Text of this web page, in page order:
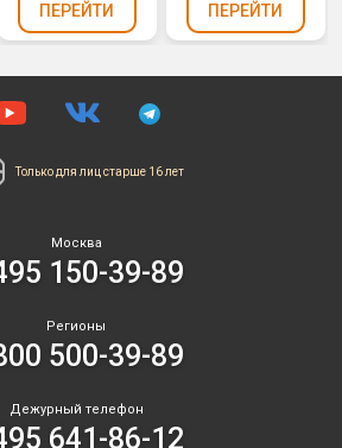
ПЕРЕЙТИ ПЕРЕЙТИ
Только для лиц старше 16 лет
Москва
150-39-89
Регионы
500-39-89
Дежурный телефон
641-86-12